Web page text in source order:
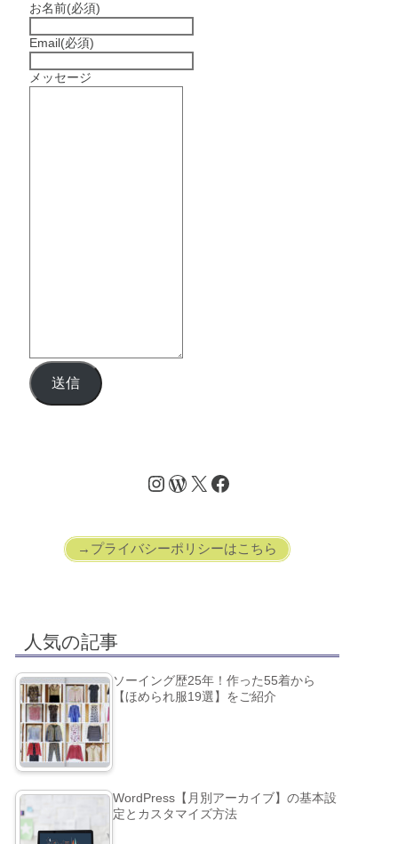
お名前(必須)
Email(必須)
メッセージ
送信
→プライバシーポリシーはこちら
人気の記事
ソーイング歴25年！作った55着から
【ほめられ服19選】をご紹介
WordPress【月別アーカイブ】の基本設
定とカスタマイズ方法